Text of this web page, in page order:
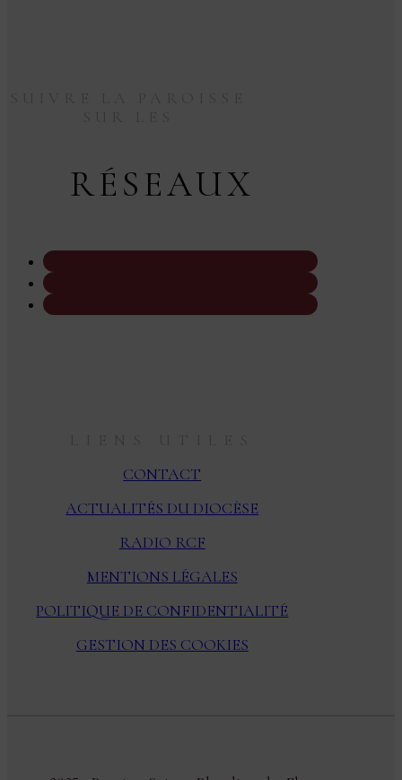
RÉSEAUX
CONTACT
ACTUALITÉS DU DIOCÈSE
RADIO RCF
MENTIONS LÉGALES
POLITIQUE DE CONFIDENTIALITÉ
GESTION DES COOKIES